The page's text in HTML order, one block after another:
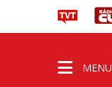
MENU